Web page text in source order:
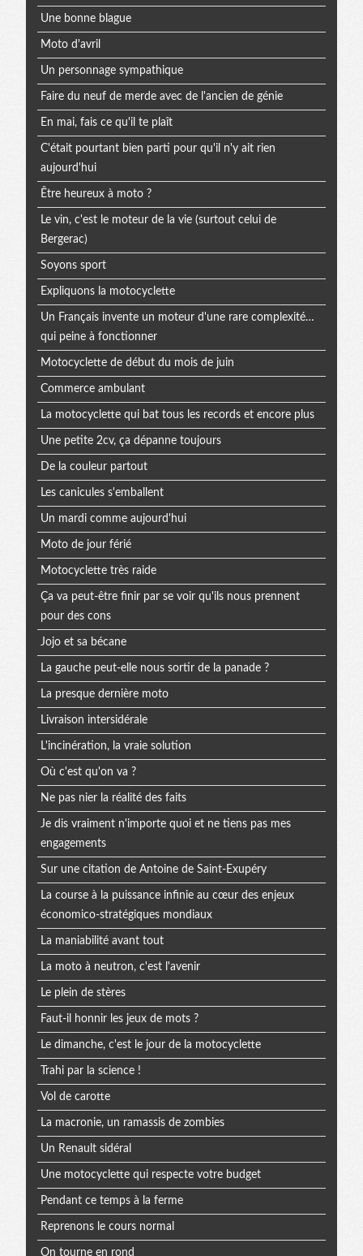
Une bonne blague
Moto d'avril
Un personnage sympathique
Faire du neuf de merde avec de l'ancien de génie
En mai, fais ce qu'il te plaît
C'était pourtant bien parti pour qu'il n'y ait rien
aujourd'hui
Être heureux à moto ?
Le vin, c'est le moteur de la vie (surtout celui de
Bergerac)
Soyons sport
Expliquons la motocyclette
Un Français invente un moteur d'une rare complexité…
qui peine à fonctionner
Motocyclette de début du mois de juin
Commerce ambulant
La motocyclette qui bat tous les records et encore plus
Une petite 2cv, ça dépanne toujours
De la couleur partout
Les canicules s'emballent
Un mardi comme aujourd'hui
Moto de jour férié
Motocyclette très raide
Ça va peut-être finir par se voir qu'ils nous prennent
pour des cons
Jojo et sa bécane
La gauche peut-elle nous sortir de la panade ?
La presque dernière moto
Livraison intersidérale
L'incinération, la vraie solution
Où c'est qu'on va ?
Ne pas nier la réalité des faits
Je dis vraiment n'importe quoi et ne tiens pas mes
engagements
Sur une citation de Antoine de Saint-Exupéry
La course à la puissance infinie au cœur des enjeux
économico-stratégiques mondiaux
La maniabilité avant tout
La moto à neutron, c'est l'avenir
Le plein de stères
Faut-il honnir les jeux de mots ?
Le dimanche, c'est le jour de la motocyclette
Trahi par la science !
Vol de carotte
La macronie, un ramassis de zombies
Un Renault sidéral
Une motocyclette qui respecte votre budget
Pendant ce temps à la ferme
Reprenons le cours normal
On tourne en rond